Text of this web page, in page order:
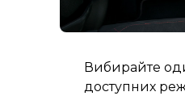
Вибирайте
доступних